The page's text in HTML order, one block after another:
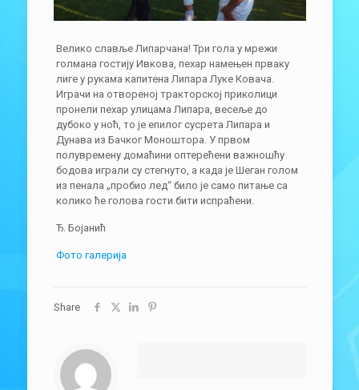
Велико славље Липарчана! Три гола у мрежи
голмана гостију Ивкова, пехар намењен прваку
лиге у рукама капитена Липара Луке Ковача.
Играчи на отвореној тракторској приколици
пронели пехар улицама Липара, весеље до
дубоко у ноћ, то је епилог сусрета Липара и
Дунава из Бачког Моноштора. У првом
полувремену домаћини оптерећени важношћу
бодова играли су стегнуто, а када је Шеган голом
из пенала „пробио лед“ било је само питање са
колико ће голова гости бити испраћени.
Ђ. Бојанић
Фото галерија
Share